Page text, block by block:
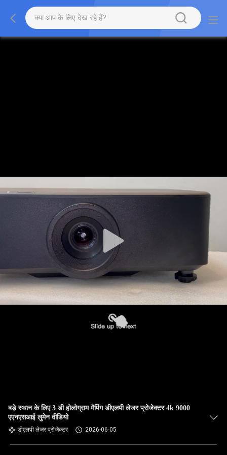
बड़े स्थान के लिए 3 डी होलोग्राम मैपिंग डीएलपी लेजर प्रोजेक्टर 4k 9000
एएनएसआई लुमेन वीडियो
डीएलपी लेजर प्रोजेक्टर 2026-06-05